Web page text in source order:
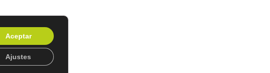
Aceptar
Ajustes